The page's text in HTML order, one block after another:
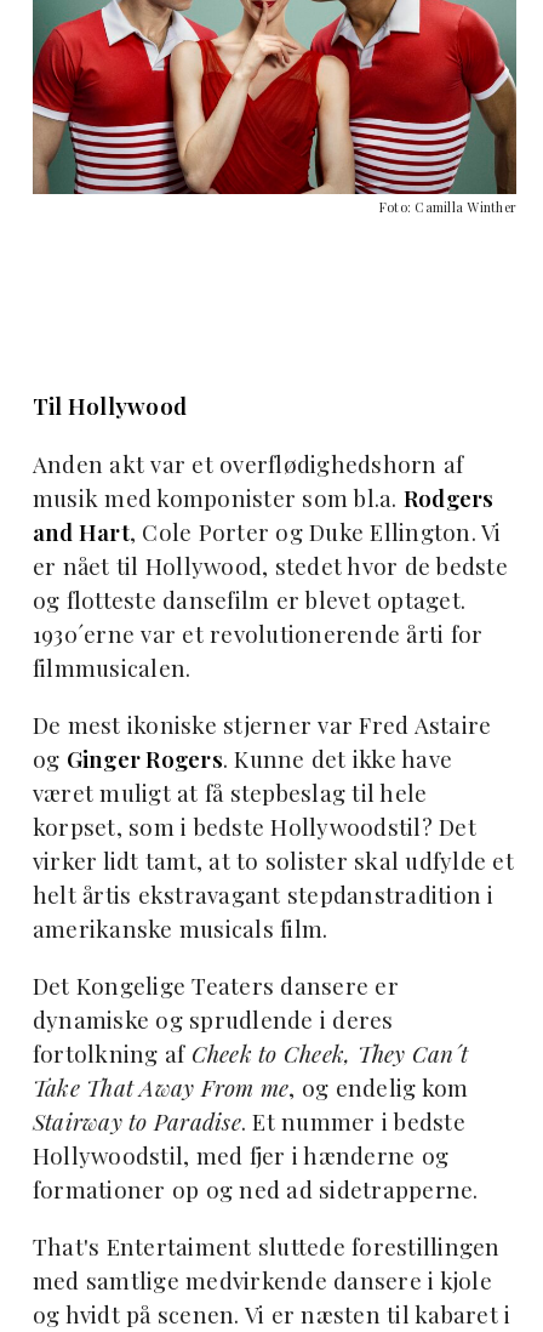
Foto: Camilla Winther
Til Hollywood
Anden akt var et overflødighedshorn af
musik med komponister som bl.a. Rodgers
and Hart, Cole Porter og Duke Ellington. Vi
er nået til Hollywood, stedet hvor de bedste
og flotteste dansefilm er blevet optaget.
1930´erne var et revolutionerende årti for
filmmusicalen.
De mest ikoniske stjerner var Fred Astaire
og Ginger Rogers. Kunne det ikke have
været muligt at få stepbeslag til hele
korpset, som i bedste Hollywoodstil? Det
virker lidt tamt, at to solister skal udfylde et
helt årtis ekstravagant stepdanstradition i
amerikanske musicals film.
Det Kongelige Teaters dansere er
dynamiske og sprudlende i deres
fortolkning af Cheek to Cheek, They Can´t
Take That Away From me, og endelig kom
Stairway to Paradise. Et nummer i bedste
Hollywoodstil, med fjer i hænderne og
formationer op og ned ad sidetrapperne.
That's Entertaiment sluttede forestillingen
med samtlige medvirkende dansere i kjole
og hvidt på scenen. Vi er næsten til kabaret i